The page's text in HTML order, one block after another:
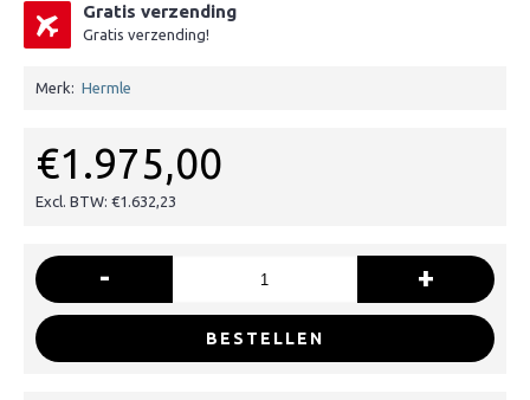
Gratis verzending
Gratis verzending!
Merk: Hermle
€1.975,00
Excl. BTW: €1.632,23
- +
BESTELLEN